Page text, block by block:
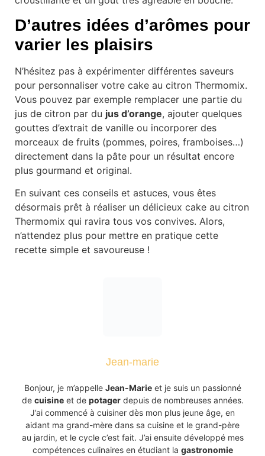
D’autres idées d’arômes pour
varier les plaisirs
N’hésitez pas à expérimenter différentes saveurs
pour personnaliser votre cake au citron Thermomix.
Vous pouvez par exemple remplacer une partie du
jus de citron par du jus d’orange, ajouter quelques
gouttes d’extrait de vanille ou incorporer des
morceaux de fruits (pommes, poires, framboises…)
directement dans la pâte pour un résultat encore
plus gourmand et original.
En suivant ces conseils et astuces, vous êtes
désormais prêt à réaliser un délicieux cake au citron
Thermomix qui ravira tous vos convives. Alors,
n’attendez plus pour mettre en pratique cette
recette simple et savoureuse !
Jean-marie
Bonjour, je m’appelle Jean-Marieet je suis un passionné
de cuisineet de potagerdepuis de nombreuses années.
J’ai commencé à cuisiner dès mon plus jeune âge, en
aidant ma grand-mère dans sa cuisine et le grand-père
au jardin, et le cycle c’est fait. J’ai ensuite développé mes
compétences culinaires en étudiant la gastronomie